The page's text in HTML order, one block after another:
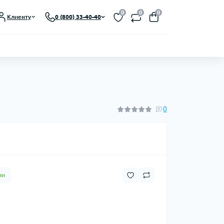
Клиенту 0 (800) 33-40-40
0 0 0
0
UA
Закрыть